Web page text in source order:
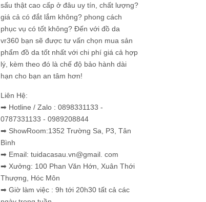
sấu thật cao cấp ở đâu uy tín, chất lượng?
giá cả có đắt lắm không? phong cách
phục vụ có tốt không? Đến với đồ da
vr360 bạn sẽ được tư vấn chọn mua sản
phẩm đồ da tốt nhất với chi phí giá cả hợp
lý, kèm theo đó là chế độ bảo hành dài
hạn cho bạn an tâm hơn!
Liên Hệ:
➡ Hotline / Zalo : 0898331133 -
0787331133 - 0989208844
➡ ShowRoom:1352 Trường Sa, P3, Tân
Bình
➡ Email: tuidacasau.vn@gmail. com
➡ Xưởng: 100 Phan Văn Hớn, Xuân Thới
Thượng, Hóc Môn
➡ Giờ làm việc : 9h tới 20h30 tất cả các